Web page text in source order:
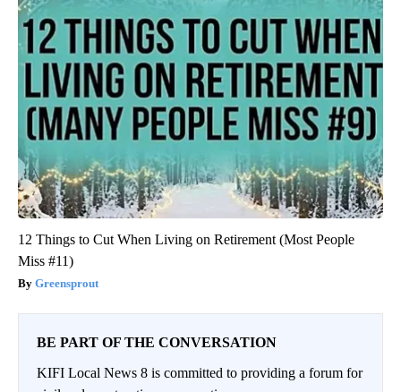
12 Things to Cut When Living on Retirement (Most People
Miss #11)
Greensprout
BE PART OF THE CONVERSATION
KIFI Local News 8 is committed to providing a forum for